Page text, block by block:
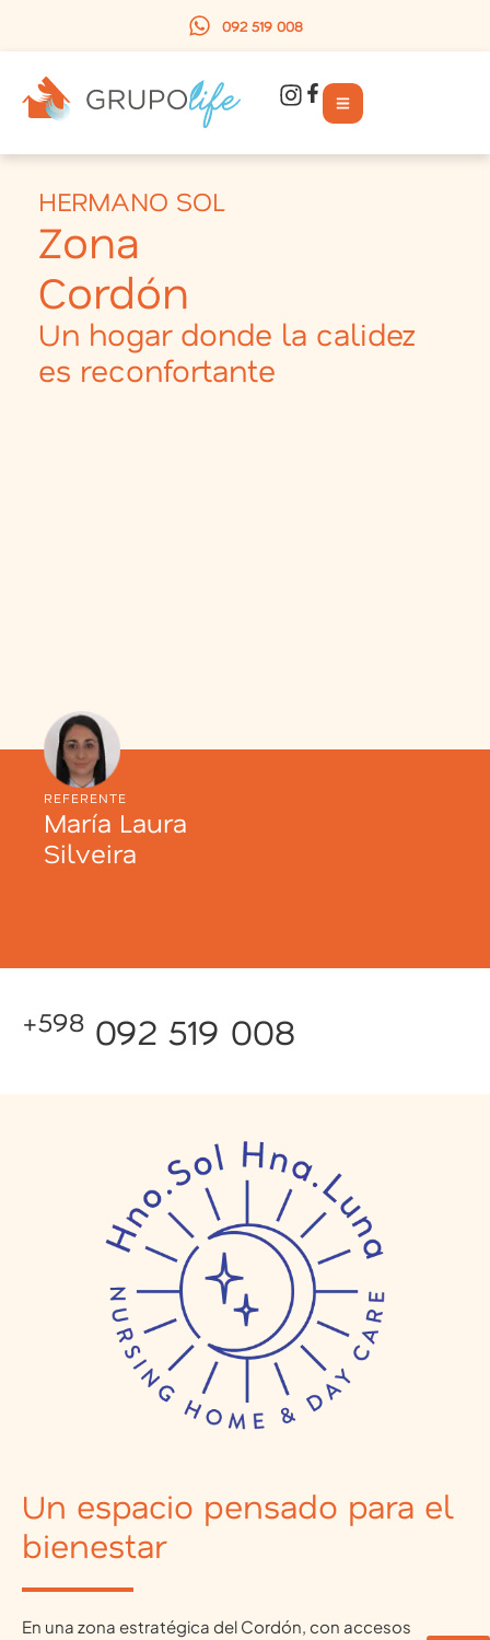
092 519 008
HERMANO SOL
Zona
Cordón
Un hogar donde la calidez
es reconfortante
+598 092 519 008
REFERENTE
María Laura
Silveira
Un espacio pensado para el
bienestar
En una zona estratégica del Cordón, con accesos